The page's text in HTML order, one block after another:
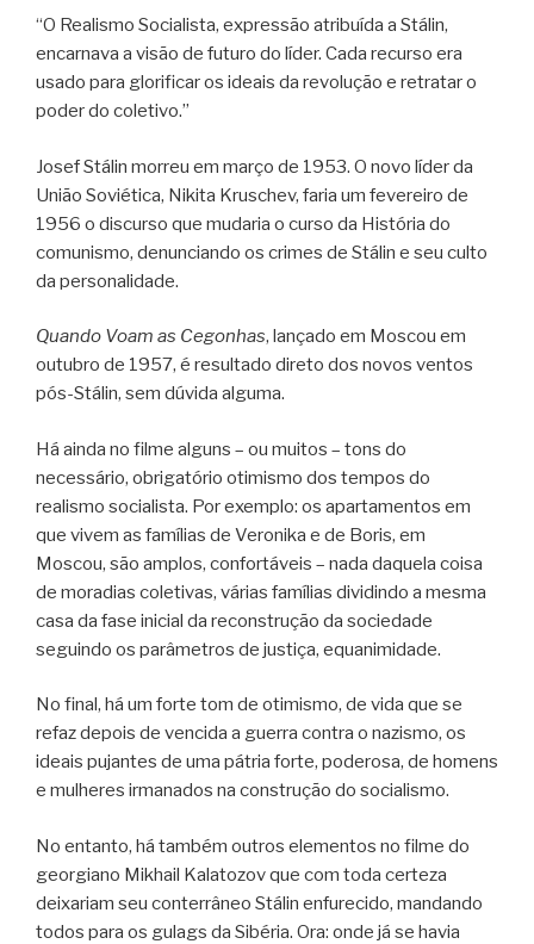
“O Realismo Socialista, expressão atribuída a Stálin,
encarnava a visão de futuro do líder. Cada recurso era
usado para glorificar os ideais da revolução e retratar o
poder do coletivo.”
Josef Stálin morreu em março de 1953. O novo líder da
União Soviética, Nikita Kruschev, faria um fevereiro de
1956 o discurso que mudaria o curso da História do
comunismo, denunciando os crimes de Stálin e seu culto
da personalidade.
Quando Voam as Cegonhas, lançado em Moscou em
outubro de 1957, é resultado direto dos novos ventos
pós-Stálin, sem dúvida alguma.
Há ainda no filme alguns – ou muitos – tons do
necessário, obrigatório otimismo dos tempos do
realismo socialista. Por exemplo: os apartamentos em
que vivem as famílias de Veronika e de Boris, em
Moscou, são amplos, confortáveis – nada daquela coisa
de moradias coletivas, várias famílias dividindo a mesma
casa da fase inicial da reconstrução da sociedade
seguindo os parâmetros de justiça, equanimidade.
No final, há um forte tom de otimismo, de vida que se
refaz depois de vencida a guerra contra o nazismo, os
ideais pujantes de uma pátria forte, poderosa, de homens
e mulheres irmanados na construção do socialismo.
No entanto, há também outros elementos no filme do
georgiano Mikhail Kalatozov que com toda certeza
deixariam seu conterrâneo Stálin enfurecido, mandando
todos para os gulags da Sibéria. Ora: onde já se havia